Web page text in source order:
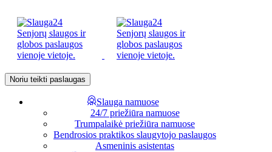
Noriu teikti paslaugas
Slauga namuose
24/7 priežiūra namuose
Trumpalaikė priežiūra namuose
Bendrosios praktikos slaugytojo paslaugos
Asmeninis asistentas